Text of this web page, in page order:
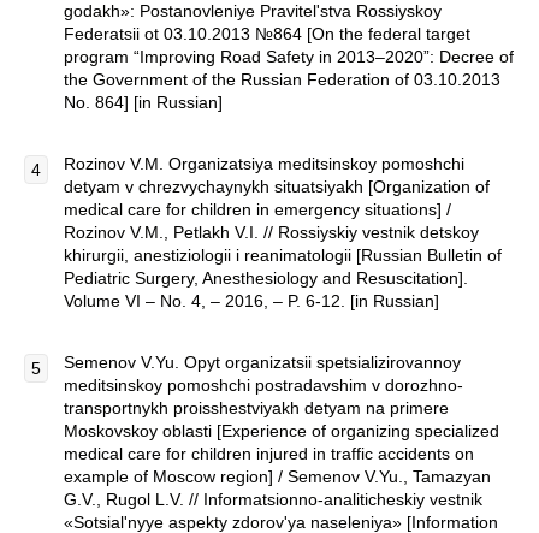
godakh»: Postanovleniye Pravitel'stva Rossiyskoy
Federatsii ot 03.10.2013 №864 [On the federal target
program “Improving Road Safety in 2013–2020”: Decree of
the Government of the Russian Federation of 03.10.2013
No. 864] [in Russian]
Rozinov V.M. Organizatsiya meditsinskoy pomoshchi
detyam v chrezvychaynykh situatsiyakh [Organization of
medical care for children in emergency situations] /
Rozinov V.M., Petlakh V.I. // Rossiyskiy vestnik detskoy
khirurgii, anestiziologii i reanimatologii [Russian Bulletin of
Pediatric Surgery, Anesthesiology and Resuscitation].
Volume VI – No. 4, – 2016, – P. 6-12. [in Russian]
Semenov V.Yu. Opyt organizatsii spetsializirovannoy
meditsinskoy pomoshchi postradavshim v dorozhno-
transportnykh proisshestviyakh detyam na primere
Moskovskoy oblasti [Experience of organizing specialized
medical care for children injured in traffic accidents on
example of Moscow region] / Semenov V.Yu., Tamazyan
G.V., Rugol L.V. // Informatsionno-analiticheskiy vestnik
«Sotsial'nyye aspekty zdorov'ya naseleniya» [Information